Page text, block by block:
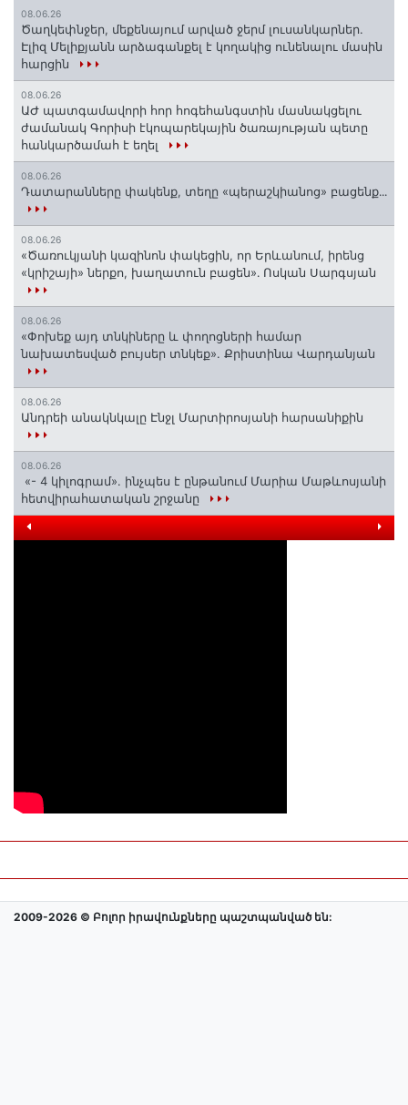
08.06.26
Ծաղկեփնջեր, մեքենայում արված ջերմ լուսանկարներ.
Էլիզ Մելիքյանն արձագանքել է կողակից ունենալու մասին
հարցին
08.06.26
ԱԺ պատգամավորի հոր հոգեհանգստին մասնակցելու
ժամանակ Գորիսի էկոպարեկային ծառայության պետը
հանկարծամահ է եղել
08.06.26
Դատարանները փակենք, տեղը «պերաշկիանոց» բացենք․․․
08.06.26
«Ծառուկյանի կազինոն փակեցին, որ Երևանում, իրենց
«կրիշայի» ներքո, խաղատուն բացեն»․ Ոսկան Սարգսյան
08.06.26
«Փոխեք այդ տնկիները և փողոցների համար
նախատեսված բույսեր տնկեք». Քրիստինա Վարդանյան
08.06.26
Անդրեի անակնկալը Էնջլ Մարտիրոսյանի հարսանիքին
08.06.26
«- 4 կիլոգրամ». ինչպես է ընթանում Մարիա Մաթևոսյանի
հետվիրահատական շրջանը
2009-2026 © Բոլոր իրավունքները պաշտպանված են: